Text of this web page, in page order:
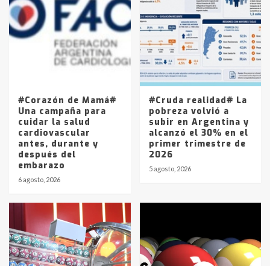
4
joven de Trenque Lauquen
Los precios de los combustibles en
La Pampa, desde YPF hasta Axion
entre 857 a 1338 pesos
#Corazón de Mamá#
Una campaña para
cuidar la salud
cardiovascular
antes, durante y
después del
embarazo
6 agosto, 2026
#Cruda realidad# La
pobreza volvió a
subir en Argentina y
alcanzó el 30% en el
primer trimestre de
2026
5 agosto, 2026